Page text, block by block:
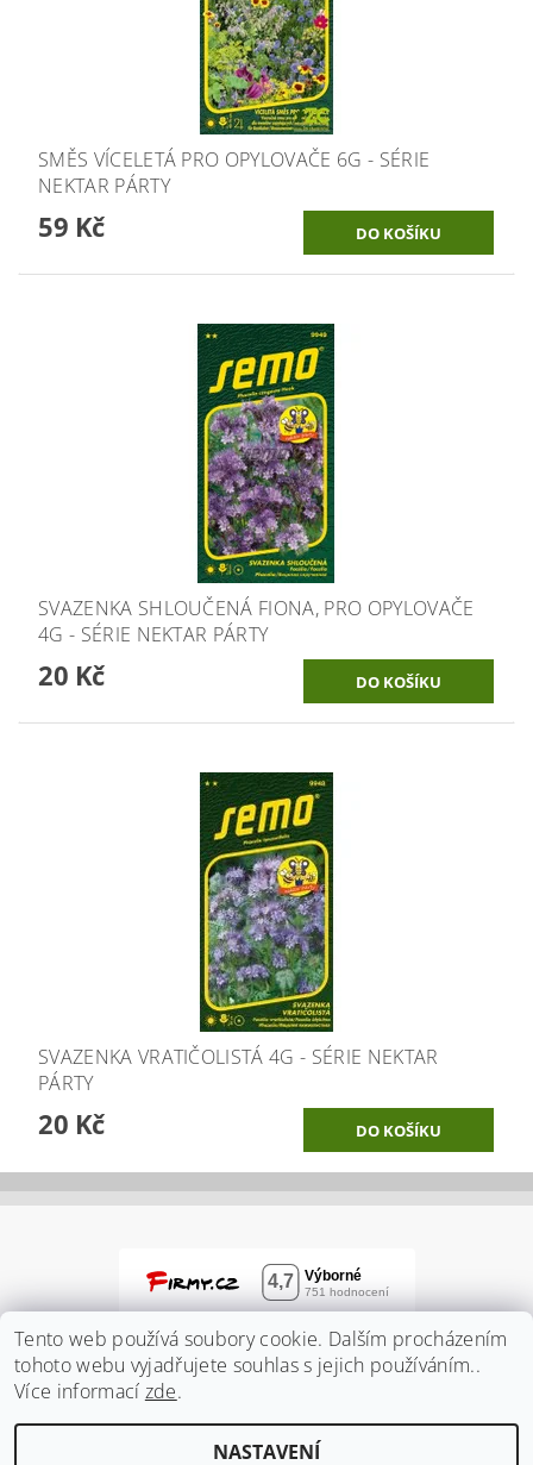
SMĚS VÍCELETÁ PRO OPYLOVAČE 6G - SÉRIE
NEKTAR PÁRTY
59 Kč
SVAZENKA SHLOUČENÁ FIONA, PRO OPYLOVAČE
4G - SÉRIE NEKTAR PÁRTY
20 Kč
SVAZENKA VRATIČOLISTÁ 4G - SÉRIE NEKTAR
PÁRTY
20 Kč
Tento web používá soubory cookie. Dalším procházením
tohoto webu vyjadřujete souhlas s jejich používáním..
Více informací zde.
NASTAVENÍ